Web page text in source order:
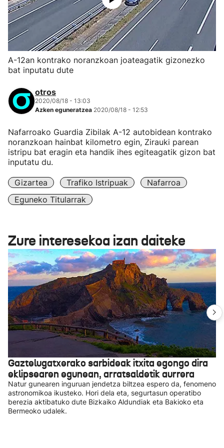
A-12an kontrako noranzkoan joateagatik gizonezko
bat inputatu dute
otros
2020/08/18 - 13:03
Azken eguneratzea 2020/08/18 - 12:53
Nafarroako Guardia Zibilak A-12 autobidean kontrako
noranzkoan hainbat kilometro egin, Zirauki parean
istripu bat eragin eta handik ihes egiteagatik gizon bat
inputatu du.
Gizartea Trafiko Istripuak
Nafarroa
Eguneko Titularrak
Zure interesekoa izan daiteke
Gaztelugatxerako sarbideak itxita egongo dira
eklipsearen egunean, arratsaldetik aurrera
Natur gunearen inguruan jendetza biltzea espero da, fenomeno
astronomikoa ikusteko. Hori dela eta, segurtasun operatibo
berezia aktibatuko dute Bizkaiko Aldundiak eta Bakioko eta
Bermeoko udalek.